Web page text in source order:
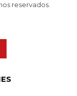
reservados.